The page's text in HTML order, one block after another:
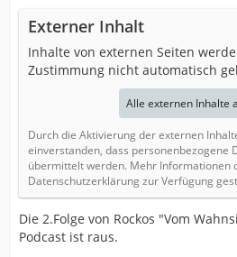
Externer Inhalt
Inhalte von externen Seiten
Zustimmung nicht automatisch
Alle externen Inhalte
Durch die Aktivierung der externen
einverstanden, dass personenbezogene
übermittelt werden. Mehr Informationen
Datenschutzerklärung zur Verfügung
Die 2.Folge von Rockos "Vom
Podcast ist raus.